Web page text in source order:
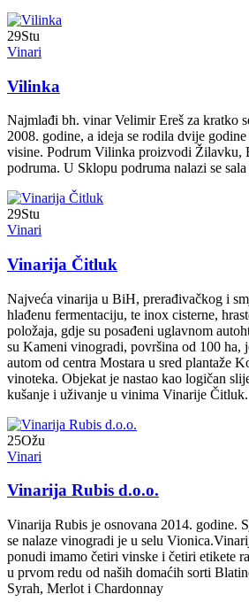
29Stu
Vinari
Vilinka
Najmlađi bh. vinar Velimir Ereš za kratko
2008. godine, a ideja se rodila dvije
visine. Podrum Vilinka proizvodi Žilavku,
podruma. U Sklopu podruma nalazi se
29Stu
Vinari
Vinarija Čitluk
Najveća vinarija u BiH, prerađivačkog i
hlađenu fermentaciju, te inox cisterne,
položaja, gdje su posađeni uglavnom
su Kameni vinogradi, površina od 100 ha,
autom od centra Mostara u sred plantaže
vinoteka. Objekat je nastao kao logičan
kušanje i uživanje u vinima Vinarije Čitluk.
25Ožu
Vinari
Vinarija Rubis d.o.o.
Vinarija Rubis je osnovana 2014. godine.
se nalaze vinogradi je u selu
ponudi imamo četiri vinske i četiri etikete
u prvom redu od naših domaćih sorti
Syrah, Merlot i Chardonnay